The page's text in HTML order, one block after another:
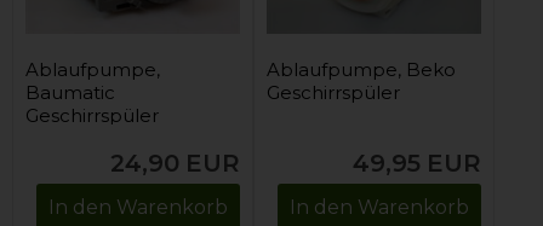
Ablaufpumpe,
Baumatic
Geschirrspüler
24,90 EUR
In den Warenkorb
Ablaufpumpe, Beko
Geschirrspüler
49,95 EUR
In den Warenkorb